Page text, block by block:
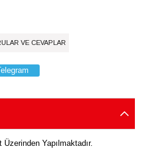
VE CEVAPLAR
Yapılmaktadır.